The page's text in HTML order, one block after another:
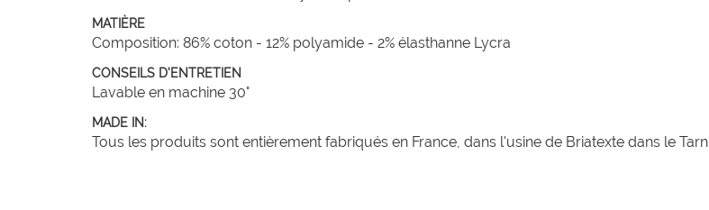
MATIÈRE
Composition: 86% coton - 12% polyamide - 2% élasthanne Lycra
CONSEILS D'ENTRETIEN
Lavable en machine 30°
MADE IN:
Tous les produits sont entièrement fabriqués en France, dans l'usine de Briatexte dans le Tarn